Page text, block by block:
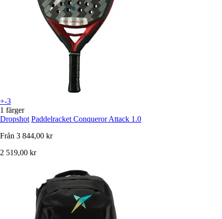
+-3
1 färger
Dropshot Paddelracket Conqueror Attack 1.0
Från 3 844,00 kr
2 519,00 kr